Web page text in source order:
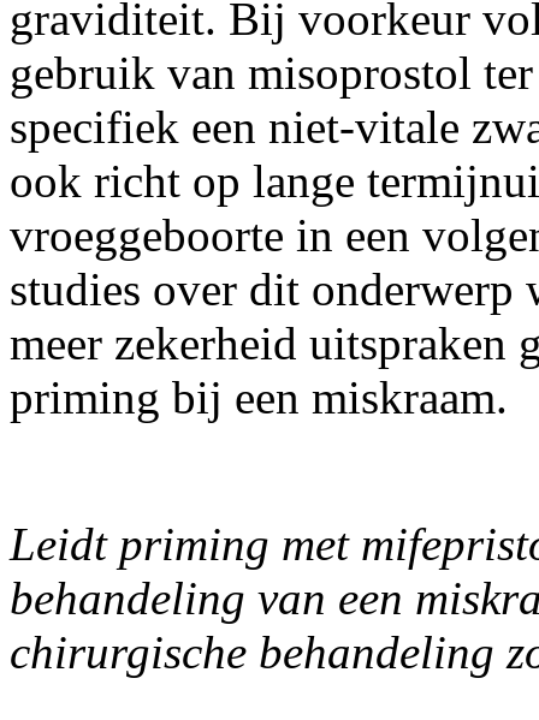
graviditeit. Bij voorkeur
gebruik van misoprostol
specifiek een niet-vitale
ook richt op lange
vroeggeboorte in een
studies over dit onderwerp
meer zekerheid uitspraken
priming bij een miskraam.
Leidt priming met
behandeling van een
chirurgische behandeling